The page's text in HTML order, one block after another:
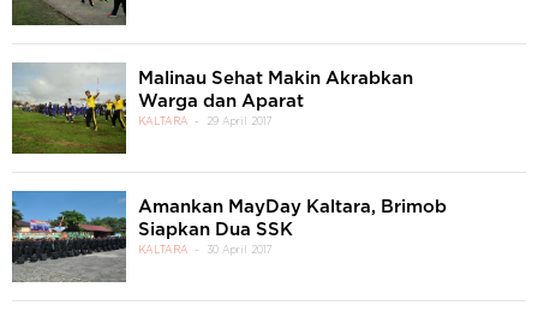
Malinau Sehat Makin Akrabkan
Warga dan Aparat
KALTARA 29 April 2017
Amankan MayDay Kaltara, Brimob
Siapkan Dua SSK
KALTARA 30 April 2017